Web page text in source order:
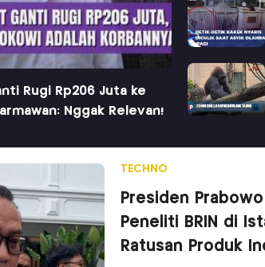
Rugi Rp206 Juta ke
Nggak Relevan!
TECHNO
Presiden
Peneliti BRIN di
Ratusan Produk